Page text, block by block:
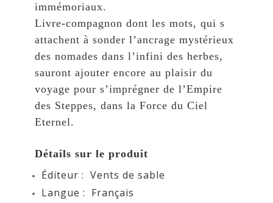
immémoriaux.
Livre-compagnon dont les mots, qui s
attachent à sonder l’ancrage mystérieux
des nomades dans l’infini des herbes,
sauront ajouter encore au plaisir du
voyage pour s’imprégner de l’Empire
des Steppes, dans la Force du Ciel
Eternel.
Détails sur le produit
Éditeur : ‎ Vents de sable
Langue ‏: ‎ Français